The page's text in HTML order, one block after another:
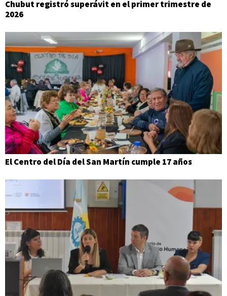
Chubut registró superávit en el primer trimestre de
2026
El Centro del Día del San Martín cumple 17 años